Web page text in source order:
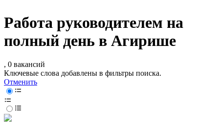
Работа руководителем на
полный день в Агирише
, 0 вакансий
Ключевые слова добавлены в фильтры поиска.
Отменить